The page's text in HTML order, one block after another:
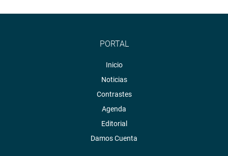
PORTAL
Inicio
Noticias
Contrastes
Agenda
Editorial
Damos Cuenta